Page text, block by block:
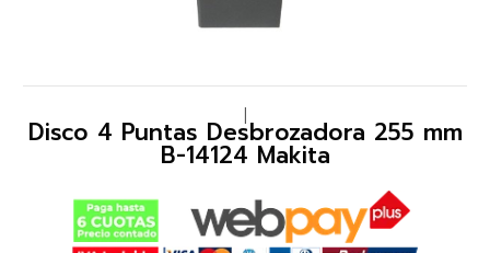
Disco 4 Puntas Desbrozadora 255 mm
B-14124 Makita